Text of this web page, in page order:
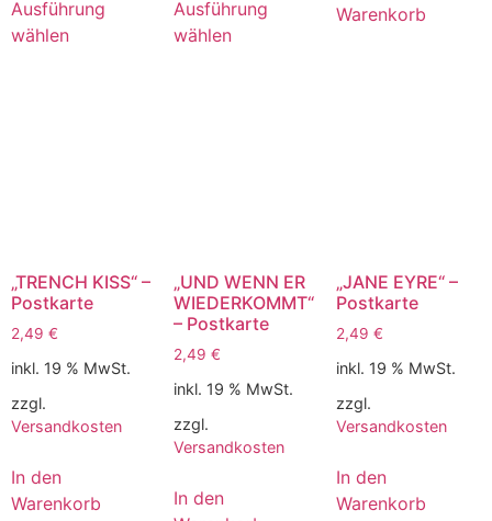
Ausführung
wählen
Ausführung
wählen
Warenkorb
„TRENCH KISS“ –
Postkarte
2,49 €
inkl. 19 % MwSt.
zzgl.
Versandkosten
In den
Warenkorb
„UND WENN ER
WIEDERKOMMT“
– Postkarte
2,49 €
inkl. 19 % MwSt.
zzgl.
Versandkosten
In den
„JANE EYRE“ –
Postkarte
2,49 €
inkl. 19 % MwSt.
zzgl.
Versandkosten
In den
Warenkorb